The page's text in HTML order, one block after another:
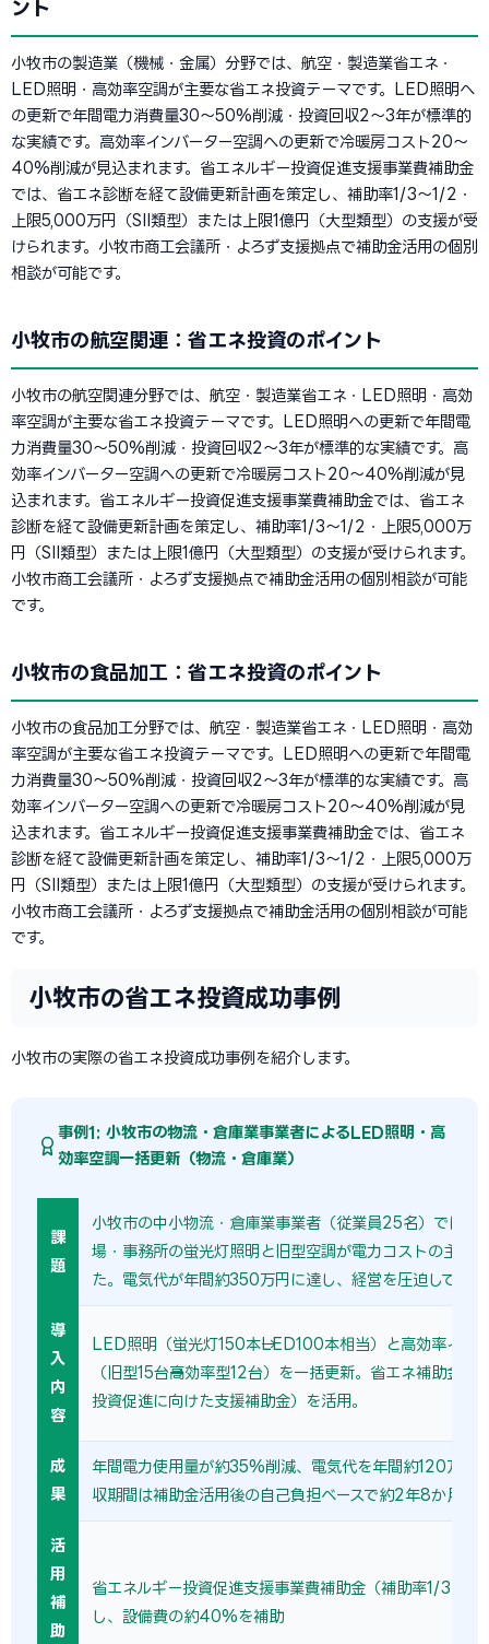
ント
小牧市の製造業（機械・金属）分野では、航空・製造業省エネ・
LED照明・高効率空調が主要な省エネ投資テーマです。LED照明へ
の更新で年間電力消費量30〜50%削減・投資回収2〜3年が標準的
な実績です。高効率インバーター空調への更新で冷暖房コスト20〜
40%削減が見込まれます。省エネルギー投資促進支援事業費補助金
では、省エネ診断を経て設備更新計画を策定し、補助率1/3〜1/2・
上限5,000万円（SII類型）または上限1億円（大型類型）の支援が受
けられます。小牧市商工会議所・よろず支援拠点で補助金活用の個別
相談が可能です。
小牧市の航空関連：省エネ投資のポイント
小牧市の航空関連分野では、航空・製造業省エネ・LED照明・高効
率空調が主要な省エネ投資テーマです。LED照明への更新で年間電
力消費量30〜50%削減・投資回収2〜3年が標準的な実績です。高
効率インバーター空調への更新で冷暖房コスト20〜40%削減が見
込まれます。省エネルギー投資促進支援事業費補助金では、省エネ
診断を経て設備更新計画を策定し、補助率1/3〜1/2・上限5,000万
円（SII類型）または上限1億円（大型類型）の支援が受けられます。
小牧市商工会議所・よろず支援拠点で補助金活用の個別相談が可能
です。
小牧市の食品加工：省エネ投資のポイント
小牧市の食品加工分野では、航空・製造業省エネ・LED照明・高効
率空調が主要な省エネ投資テーマです。LED照明への更新で年間電
力消費量30〜50%削減・投資回収2〜3年が標準的な実績です。高
効率インバーター空調への更新で冷暖房コスト20〜40%削減が見
込まれます。省エネルギー投資促進支援事業費補助金では、省エネ
診断を経て設備更新計画を策定し、補助率1/3〜1/2・上限5,000万
円（SII類型）または上限1億円（大型類型）の支援が受けられます。
小牧市商工会議所・よろず支援拠点で補助金活用の個別相談が可能
です。
小牧市の省エネ投資成功事例
小牧市の実際の省エネ投資成功事例を紹介します。
事例1: 小牧市の物流・倉庫業事業者によるLED照明・高
効率空調一括更新（物流・倉庫業）
課
題
小牧市の中小物流・倉庫業事業者（従業員25名）では、
場・事務所の蛍光灯照明と旧型空調が電力コストの主因
た。電気代が年間約350万円に達し、経営を圧迫してい
導
入
内
容
LED照明（蛍光灯150本→LED100本相当）と高効率イン
（旧型15台→高効率型12台）を一括更新。省エネ補助金（
投資促進に向けた支援補助金）を活用。
成
果
年間電力使用量が約35%削減、電気代を年間約120万円
収期間は補助金活用後の自己負担ベースで約2年8か月。
活
用
補
助
省エネルギー投資促進支援事業費補助金（補助率1/3〜1/
し、設備費の約40%を補助